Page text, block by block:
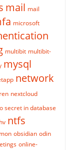
mail mail
microsoft
multibit multibit-
mysql
network
nextcloud
secret in database
ntfs
obsidian odin
online-